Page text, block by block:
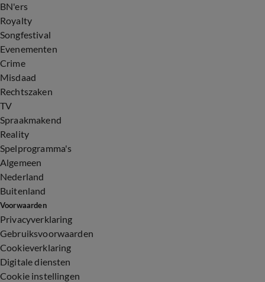
BN'ers
Royalty
Songfestival
Evenementen
Crime
Misdaad
Rechtszaken
TV
Spraakmakend
Reality
Spelprogramma's
Algemeen
Nederland
Buitenland
Voorwaarden
Privacyverklaring
Gebruiksvoorwaarden
Cookieverklaring
Digitale diensten
Cookie instellingen